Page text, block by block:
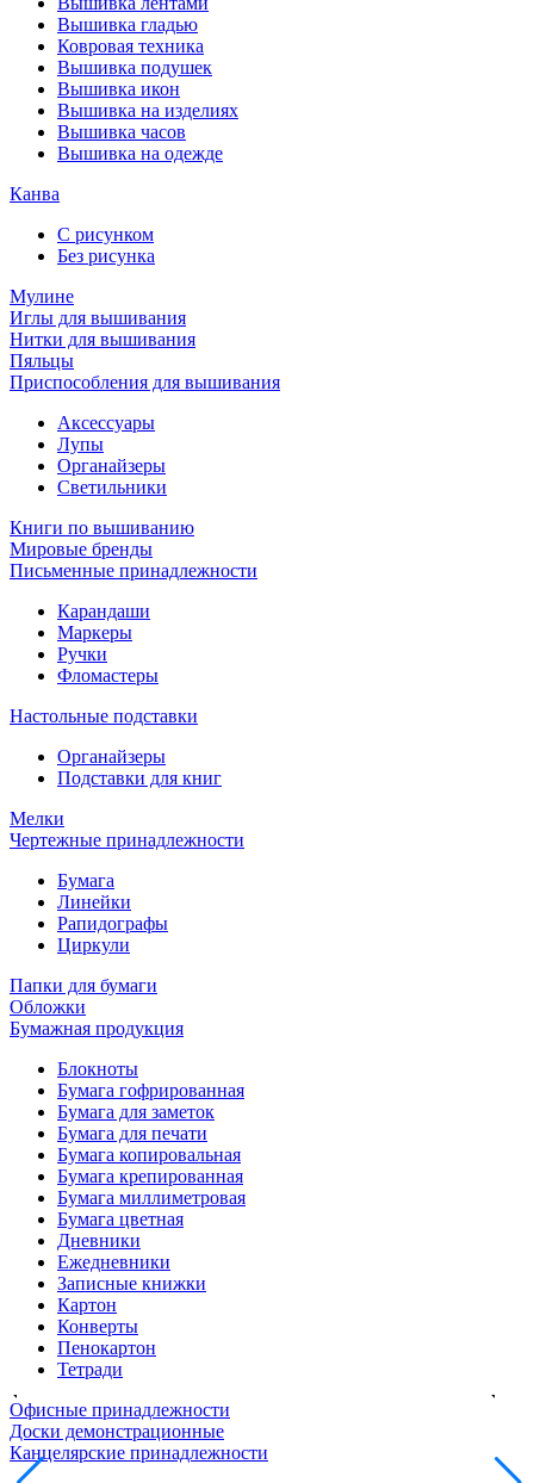
Вышивка гладью
Ковровая техника
Вышивка подушек
Вышивка икон
Вышивка на изделиях
Вышивка часов
Вышивка на одежде
Канва
С рисунком
Без рисунка
Мулине
Иглы для вышивания
Нитки для вышивания
Пяльцы
Приспособления для вышивания
Аксессуары
Лупы
Органайзеры
Светильники
Книги по вышиванию
Мировые бренды
Письменные принадлежности
Карандаши
Маркеры
Ручки
Фломастеры
Настольные подставки
Органайзеры
Подставки для книг
Мелки
Чертежные принадлежности
Бумага
Линейки
Рапидографы
Циркули
Папки для бумаги
Обложки
Бумажная продукция
Блокноты
Бумага гофрированная
Бумага для заметок
Бумага для печати
Бумага копировальная
Бумага крепированная
Бумага миллиметровая
Бумага цветная
Дневники
Ежедневники
Записные книжки
Картон
Конверты
Пенокартон
Тетради
Офисные принадлежности
Доски демонстрационные
Канцелярские принадлежности